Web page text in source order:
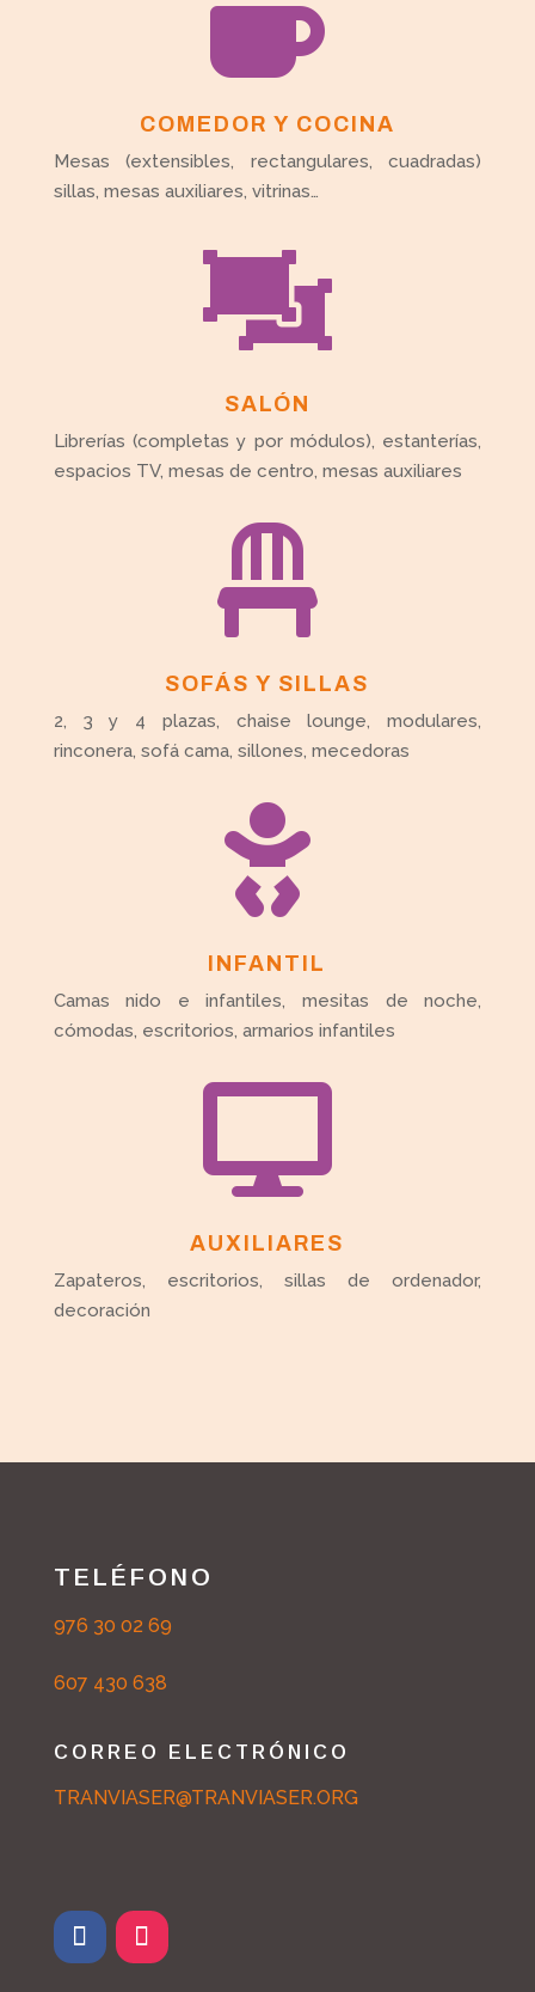
COMEDOR Y COCINA
Mesas (extensibles, rectangulares, cuadradas)
sillas, mesas auxiliares, vitrinas…

SALÓN
Librerías (completas y por módulos), estanterías,
espacios TV, mesas de centro, mesas auxiliares

SOFÁS Y SILLAS
2, 3 y 4 plazas, chaise lounge, modulares,
rinconera, sofá cama, sillones, mecedoras

INFANTIL
Camas nido e infantiles, mesitas de noche,
cómodas, escritorios, armarios infantiles

AUXILIARES
Zapateros, escritorios, sillas de ordenador,
decoración
TELÉFONO
976 30 02 69
607 430 638
CORREO ELECTRÓNICO
TRANVIASER@TRANVIASER.ORG